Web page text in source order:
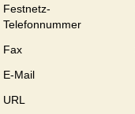
Festnetz-
Telefonnummer
Fax
E-Mail
URL